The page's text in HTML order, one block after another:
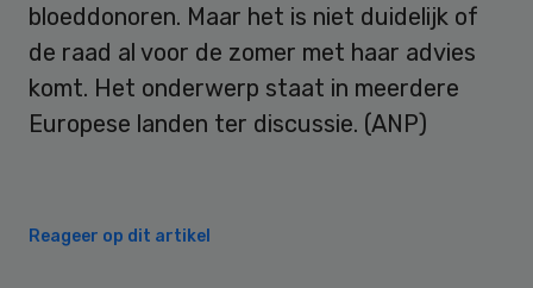
bloeddonoren. Maar het is niet duidelijk of
de raad al voor de zomer met haar advies
komt. Het onderwerp staat in meerdere
Europese landen ter discussie. (ANP)
Reageer op dit artikel